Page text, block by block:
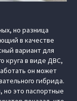
но разница
в качестве
вариант для
круга в виде ДВС,
он может
гибрида.
но это паспортные